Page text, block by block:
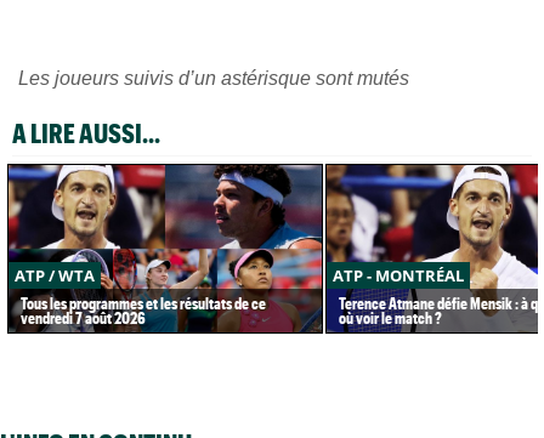
Les joueurs suivis d’un astérisque sont mutés
A LIRE AUSSI...
ATP / WTA
Tous les programmes et les résultats de ce
vendredi 7 août 2026
ATP - MONTRÉAL
Terence Atmane défie Mensik : à
où voir le match ?